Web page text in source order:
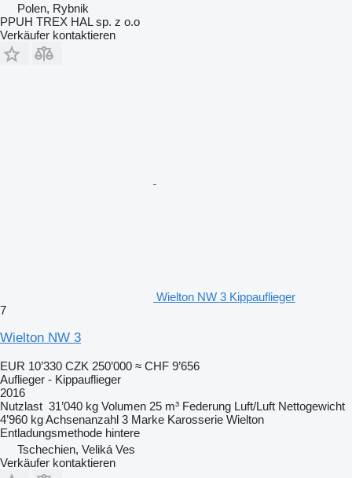
Polen, Rybnik
PPUH TREX HAL sp. z o.o
Verkäufer kontaktieren
Wielton NW 3 Kippauflieger
7
Wielton NW 3
EUR 10’330 CZK 250’000 ≈ CHF 9’656
Auflieger - Kippauflieger
2016
Nutzlast 31’040 kg Volumen 25 m³ Federung Luft/Luft Nettogewicht
4’960 kgAchsenanzahl 3 Marke Karosserie Wielton
Entladungsmethode hintere
Tschechien, Veliká Ves
Verkäufer kontaktieren